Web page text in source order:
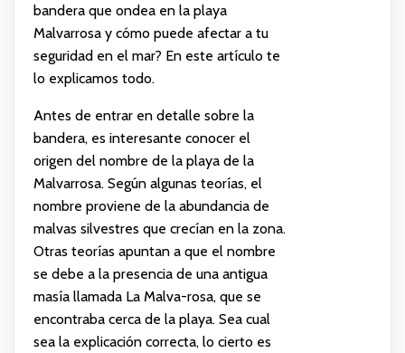
bandera que ondea en la playa
Malvarrosa y cómo puede afectar a tu
seguridad en el mar? En este artículo te
lo explicamos todo.
Antes de entrar en detalle sobre la
bandera, es interesante conocer el
origen del nombre de la playa de la
Malvarrosa. Según algunas teorías, el
nombre proviene de la abundancia de
malvas silvestres que crecían en la zona.
Otras teorías apuntan a que el nombre
se debe a la presencia de una antigua
masía llamada La Malva-rosa, que se
encontraba cerca de la playa. Sea cual
sea la explicación correcta, lo cierto es